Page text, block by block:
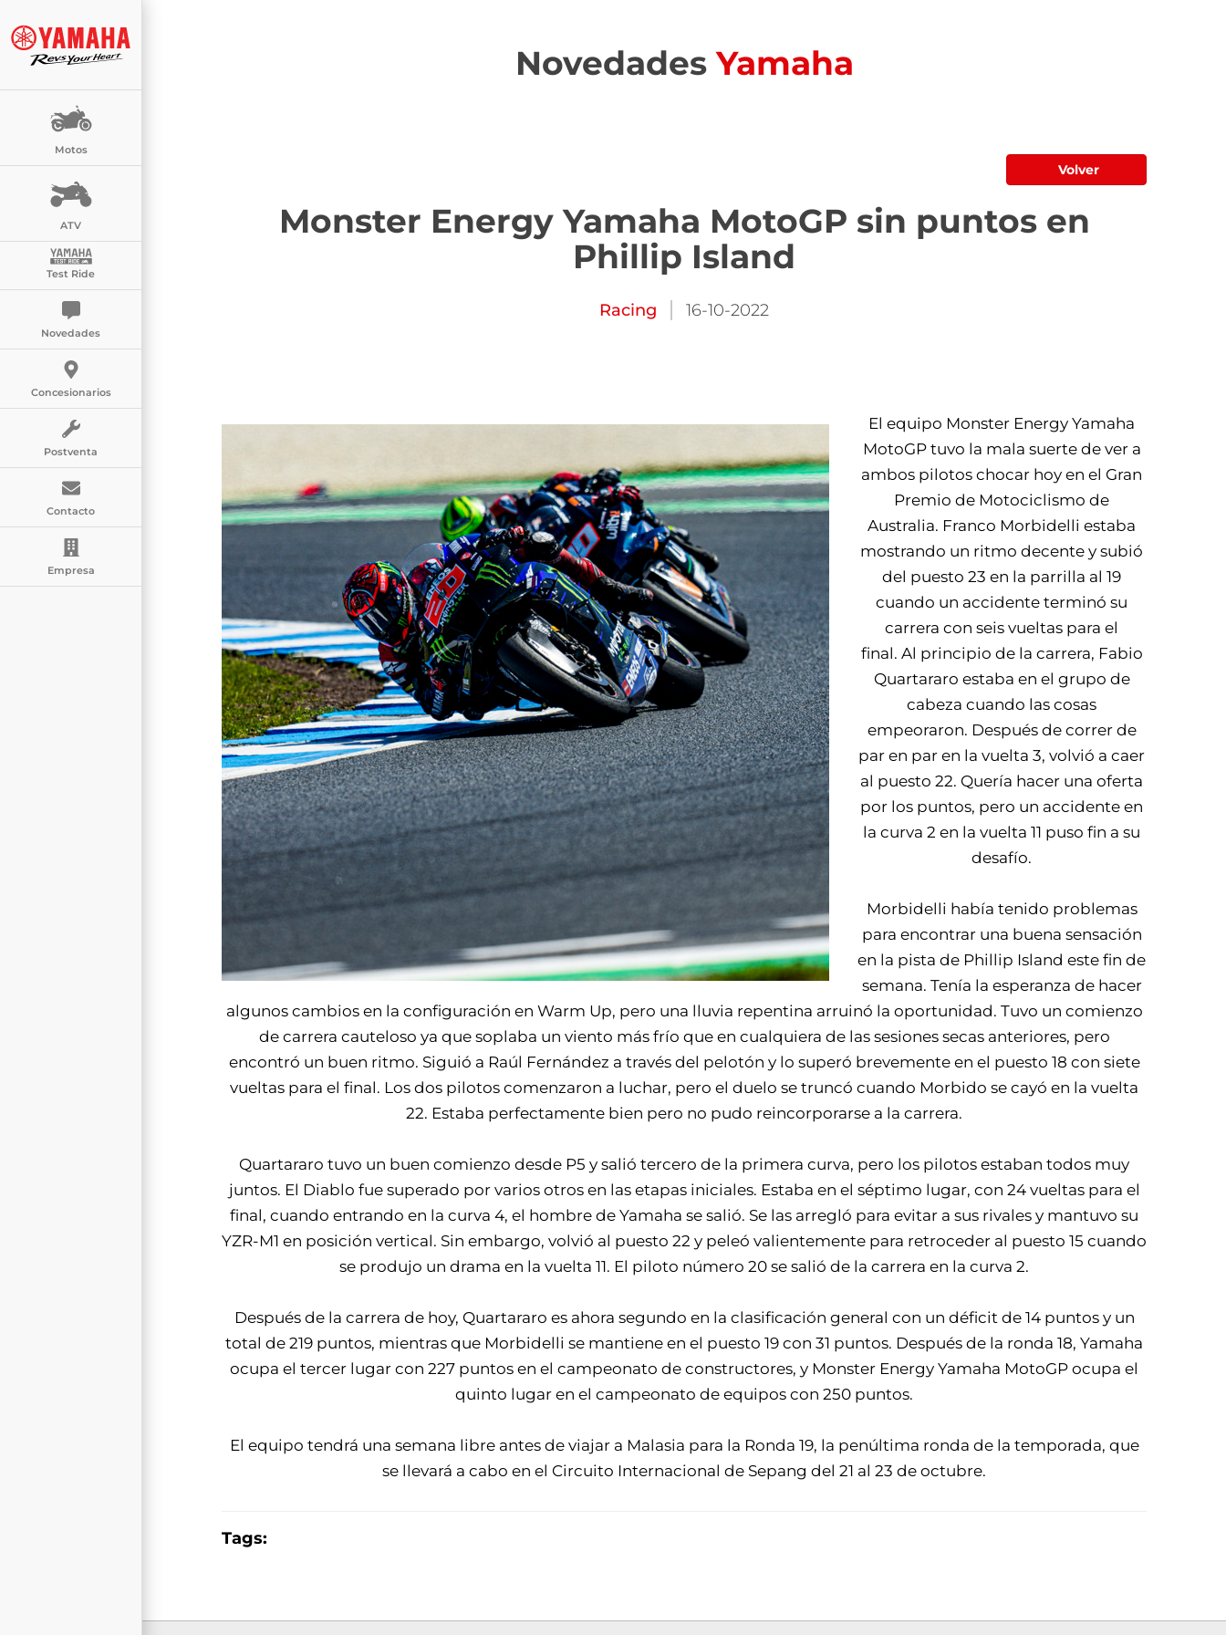
Motos
ATV
Test Ride
Novedades
Concesionarios
Postventa
Contacto
Empresa
NovedadesYamaha
Volver
Monster Energy Yamaha MotoGP sin puntos en
Phillip Island
Racing 16-10-2022
El equipo Monster Energy Yamaha
MotoGP tuvo la mala suerte de ver a
ambos pilotos chocar hoy en el Gran
Premio de Motociclismo de
Australia. Franco Morbidelli estaba
mostrando un ritmo decente y subió
del puesto 23 en la parrilla al 19
cuando un accidente terminó su
carrera con seis vueltas para el
final. Al principio de la carrera, Fabio
Quartararo estaba en el grupo de
cabeza cuando las cosas
empeoraron. Después de correr de
par en par en la vuelta 3, volvió a caer
al puesto 22. Quería hacer una oferta
por los puntos, pero un accidente en
la curva 2 en la vuelta 11 puso fin a su
desafío.
Morbidelli había tenido problemas
para encontrar una buena sensación
en la pista de Phillip Island este fin de
semana. Tenía la esperanza de hacer
algunos cambios en la configuración en Warm Up, pero una lluvia repentina arruinó la oportunidad. Tuvo un comienzo
de carrera cauteloso ya que soplaba un viento más frío que en cualquiera de las sesiones secas anteriores, pero
encontró un buen ritmo. Siguió a Raúl Fernández a través del pelotón y lo superó brevemente en el puesto 18 con siete
vueltas para el final. Los dos pilotos comenzaron a luchar, pero el duelo se truncó cuando Morbido se cayó en la vuelta
22. Estaba perfectamente bien pero no pudo reincorporarse a la carrera.
Quartararo tuvo un buen comienzo desde P5 y salió tercero de la primera curva, pero los pilotos estaban todos muy
juntos. El Diablo fue superado por varios otros en las etapas iniciales. Estaba en el séptimo lugar, con 24 vueltas para el
final, cuando entrando en la curva 4, el hombre de Yamaha se salió. Se las arregló para evitar a sus rivales y mantuvo su
YZR-M1 en posición vertical. Sin embargo, volvió al puesto 22 y peleó valientemente para retroceder al puesto 15 cuando
se produjo un drama en la vuelta 11. El piloto número 20 se salió de la carrera en la curva 2.
Después de la carrera de hoy, Quartararo es ahora segundo en la clasificación general con un déficit de 14 puntos y un
total de 219 puntos, mientras que Morbidelli se mantiene en el puesto 19 con 31 puntos. Después de la ronda 18, Yamaha
ocupa el tercer lugar con 227 puntos en el campeonato de constructores, y Monster Energy Yamaha MotoGP ocupa el
quinto lugar en el campeonato de equipos con 250 puntos.
El equipo tendrá una semana libre antes de viajar a Malasia para la Ronda 19, la penúltima ronda de la temporada, que
se llevará a cabo en el Circuito Internacional de Sepang del 21 al 23 de octubre.
Tags: